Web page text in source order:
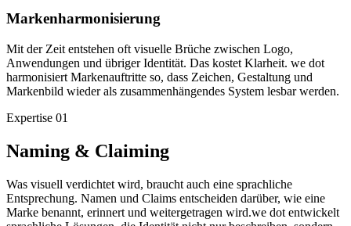
Markenharmonisierung
Mit der Zeit entstehen oft visuelle Brüche zwischen Logo,
Anwendungen und übriger Identität. Das kostet Klarheit. we dot
harmonisiert Markenauftritte so, dass Zeichen, Gestaltung und
Markenbild wieder als zusammenhängendes System lesbar werden.
Expertise 01
Naming & Claiming
Was visuell verdichtet wird, braucht auch eine sprachliche
Entsprechung. Namen und Claims entscheiden darüber, wie eine
Marke benannt, erinnert und weitergetragen wird.we dot entwickelt